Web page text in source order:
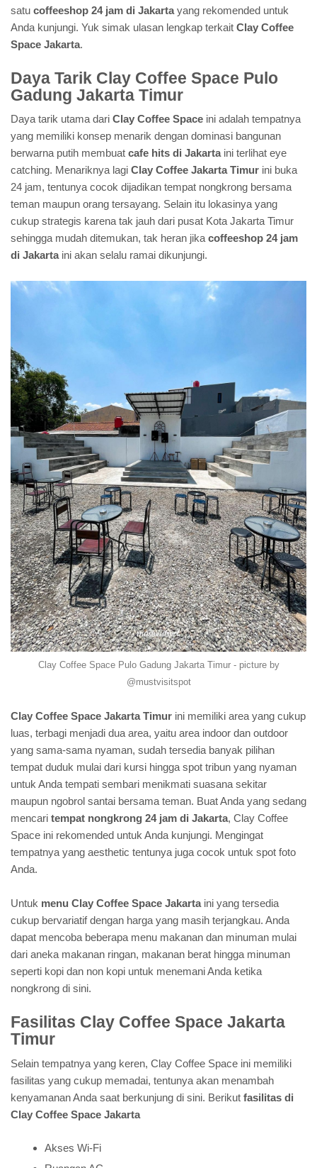
satu coffeeshop 24 jam di Jakartayang rekomended untuk
Anda kunjungi. Yuk simak ulasan lengkap terkait Clay Coffee
Space Jakarta.
Daya Tarik Clay Coffee Space Pulo
Gadung Jakarta Timur
Daya tarik utama dari Clay Coffee Space ini adalah tempatnya
yang memiliki konsep menarik dengan dominasi bangunan
berwarna putih membuat cafe hits di Jakartaini terlihat eye
catching. Menariknya lagi Clay Coffee Jakarta Timur ini buka
24 jam, tentunya cocok dijadikan tempat nongkrong bersama
teman maupun orang tersayang. Selain itu lokasinya yang
cukup strategis karena tak jauh dari pusat Kota Jakarta Timur
sehingga mudah ditemukan, tak heran jika coffeeshop 24 jam
di Jakartaini akan selalu ramai dikunjungi.
Clay Coffee Space Pulo Gadung Jakarta Timur - picture by
@mustvisitspot
Clay Coffee Space Jakarta Timur ini memiliki area yang cukup
luas, terbagi menjadi dua area, yaitu area indoor dan outdoor
yang sama-sama nyaman, sudah tersedia banyak pilihan
tempat duduk mulai dari kursi hingga spot tribun yang nyaman
untuk Anda tempati sembari menikmati suasana sekitar
maupun ngobrol santai bersama teman. Buat Anda yang sedang
mencari tempat nongkrong 24 jam di Jakarta, Clay Coffee
Space ini rekomended untuk Anda kunjungi. Mengingat
tempatnya yang aesthetic tentunya juga cocok untuk spot foto
Anda.
Untuk menu Clay Coffee Space Jakartaini yang tersedia
cukup bervariatif dengan harga yang masih terjangkau. Anda
dapat mencoba beberapa menu makanan dan minuman mulai
dari aneka makanan ringan, makanan berat hingga minuman
seperti kopi dan non kopi untuk menemani Anda ketika
nongkrong di sini.
Fasilitas Clay Coffee Space Jakarta
Timur
Selain tempatnya yang keren, Clay Coffee Space ini memiliki
fasilitas yang cukup memadai, tentunya akan menambah
kenyamanan Anda saat berkunjung di sini. Berikut fasilitas di
Clay Coffee Space Jakarta
Akses Wi-Fi